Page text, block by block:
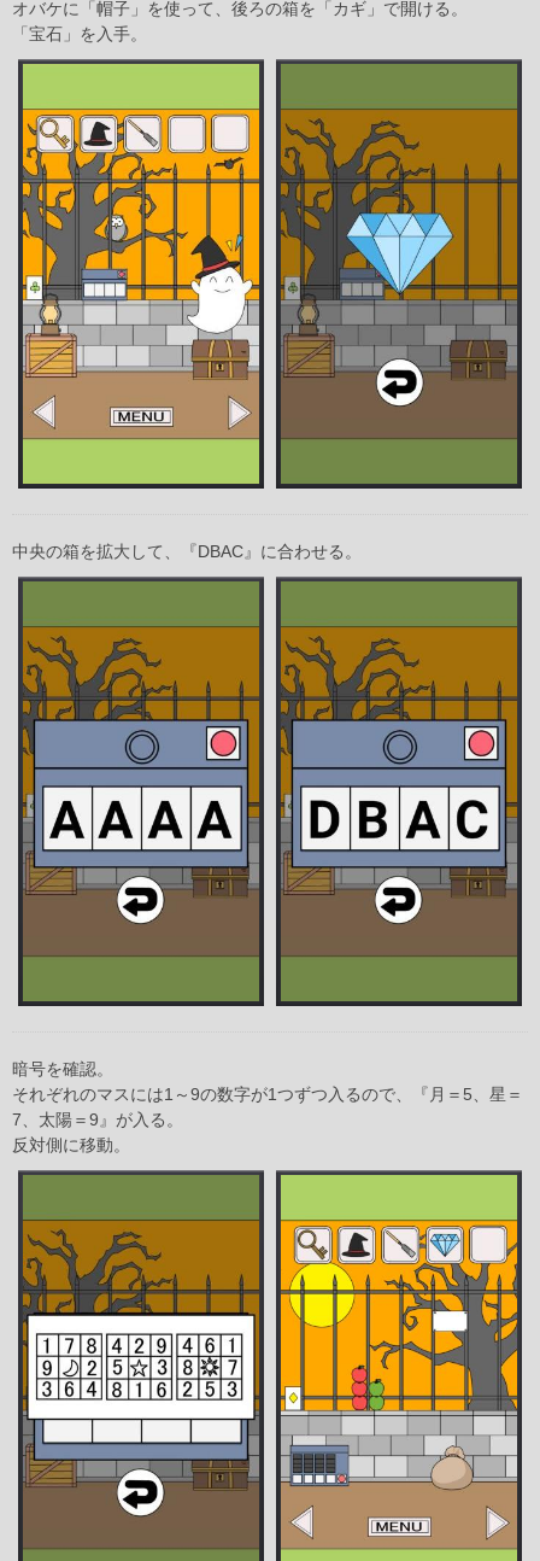
オバケに「帽子」を使って、後ろの箱を「カギ」で開ける。
「宝石」を入手。
中央の箱を拡大して、『DBAC』に合わせる。
暗号を確認。
それぞれのマスには1～9の数字が1つずつ入るので、『月＝5、星＝
7、太陽＝9』が入る。
反対側に移動。